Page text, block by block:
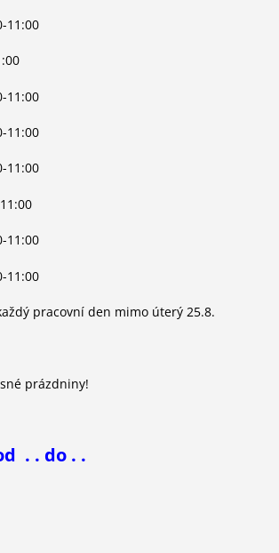
11:00
11:00
11:00
11:00
11:00
11:00
pracovní den mimo úterý 25.8.
prázdniny!
. . do . .